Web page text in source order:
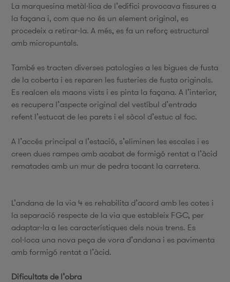
La marquesina metàl·lica de l’edifici provocava fissures a
la façana i, com que no és un element original, es
procedeix a retirar-la. A més, es fa un reforç estructural
amb micropuntals.
També es tracten diverses patologies a les bigues de fusta
de la coberta i es reparen les fusteries de fusta originals.
Es realcen els maons vists i es pinta la façana. A l’interior,
es recupera l’aspecte original del vestíbul d’entrada
refent l’estucat de les parets i el sòcol d’estuc al foc.
A l’accés principal a l’estació, s’eliminen les escales i es
creen dues rampes amb acabat de formigó rentat a l’àcid
rematades amb un mur de pedra tocant la carretera.
L’andana de la via 4 es rehabilita d’acord amb les cotes i
la separació respecte de la via que estableix FGC, per
adaptar-la a les característiques dels nous trens. Es
col·loca una nova peça de vora d’andana i es pavimenta
amb formigó rentat a l’àcid.
Dificultats de l’obra